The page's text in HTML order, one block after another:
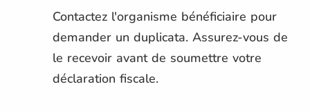
Contactez l'organisme bénéficiaire pour
demander un duplicata. Assurez-vous de
le recevoir avant de soumettre votre
déclaration fiscale.